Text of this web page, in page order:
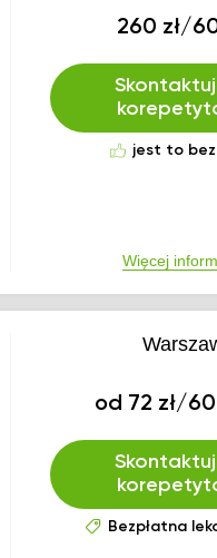
260 zł/
jest to
Więcej
od 72 zł/
Bezpłatna